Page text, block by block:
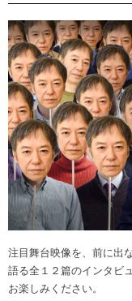
注目舞台映像を、前に出
語る全１２篇のインタビ
お楽しみください。